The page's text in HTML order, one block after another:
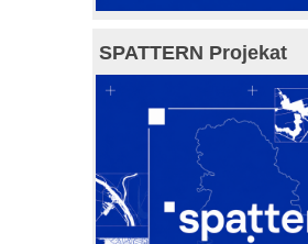
SPATTERN Projekat